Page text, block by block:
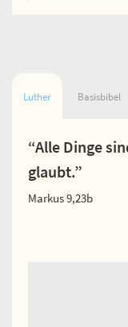
Luther Basisbibel
“Alle Dinge
glaubt.”
Markus 9,23b